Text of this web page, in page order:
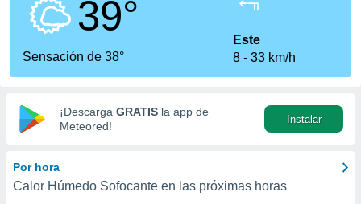
calidad.
a este
las
y
digital
basada
39°
Sensación de 38°
Este
8
33 km/h
¡Descarga GRATIS la app de
Meteored!
Instalar
Por hora
Calor Húmedo Sofocante en las próximas horas